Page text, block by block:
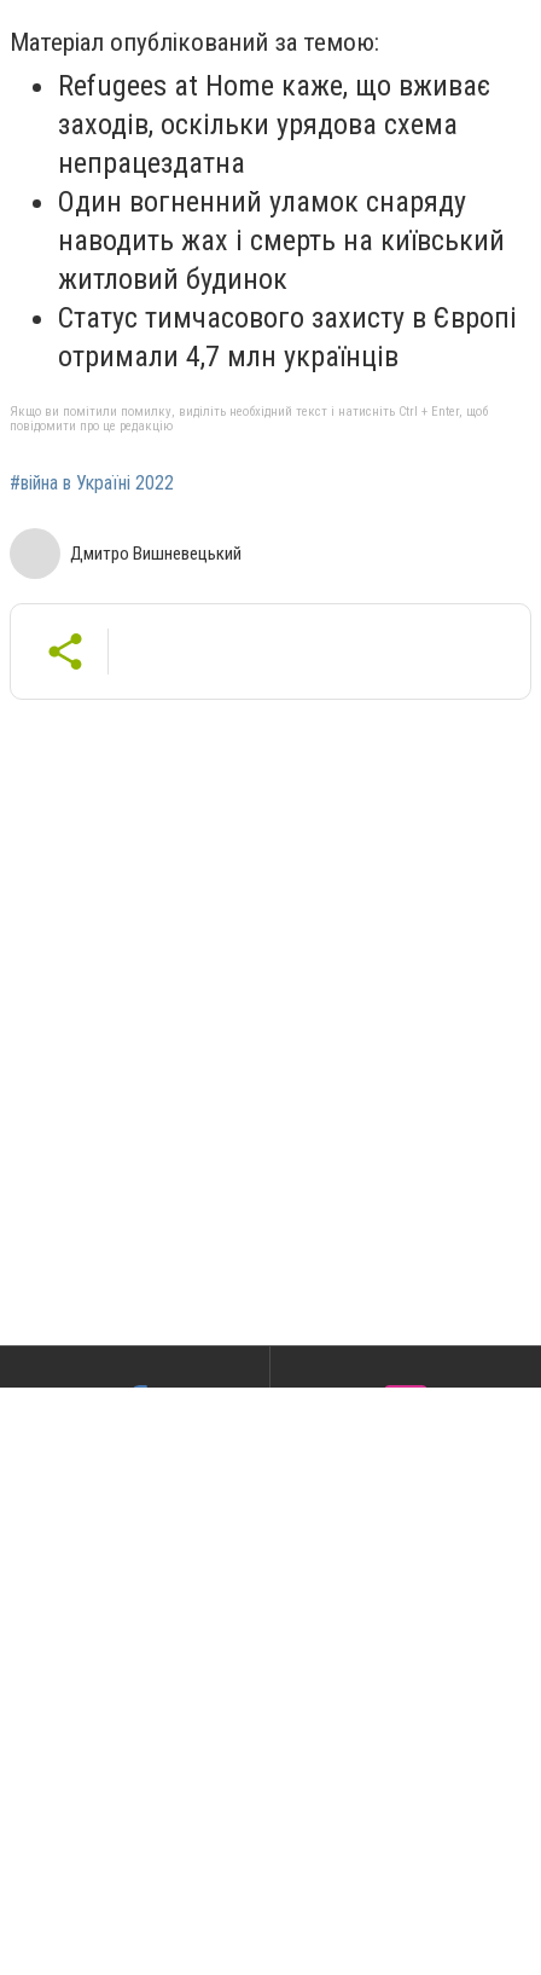
Матеріал опублікований за темою:
Refugees at Home каже, що вживає
заходів, оскільки урядова схема
непрацездатна
Один вогненний уламок снаряду
наводить жах і смерть на київський
житловий будинок
Статус тимчасового захисту в Європі
отримали 4,7 млн ​​українців
Якщо ви помітили помилку, виділіть необхідний текст і натисніть Ctrl + Enter, щоб
повідомити про це редакцію
#війна в Україні 2022
Дмитро Вишневецький